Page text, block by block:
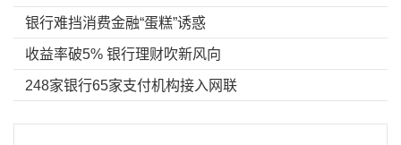
银行难挡消费金融“蛋糕”诱惑
收益率破5% 银行理财吹新风向
248家银行65家支付机构接入网联